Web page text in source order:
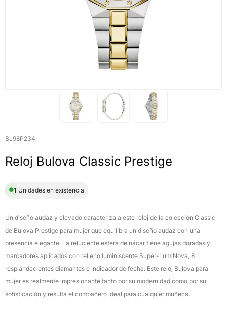
BL98P234
Reloj Bulova Classic Prestige
1 Unidades en existencia
Un diseño audaz y elevado caracteriza a este reloj de la colección Classic
de Bulova Prestige para mujer que equilibra un diseño audaz con una
presencia elegante. La reluciente esfera de nácar tiene agujas doradas y
marcadores aplicados con relleno luminiscente Super-LumiNova, 8
resplandecientes diamantes e indicador de fecha. Este reloj Bulova para
mujer es realmente impresionante tanto por su modernidad como por su
sofisticación y resulta el compañero ideal para cualquier muñeca.